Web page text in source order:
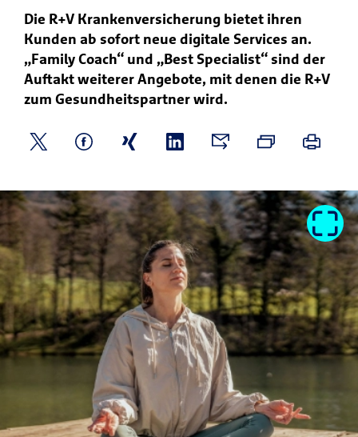
Karriere
Jobsuche
Die R+V Krankenversicherung bietet ihren
Kunden ab sofort neue digitale Services an.
„Family Coach“ und „Best Specialist“ sind der
Auftakt weiterer Angebote, mit denen die R+V
zum Gesundheitspartner wird.